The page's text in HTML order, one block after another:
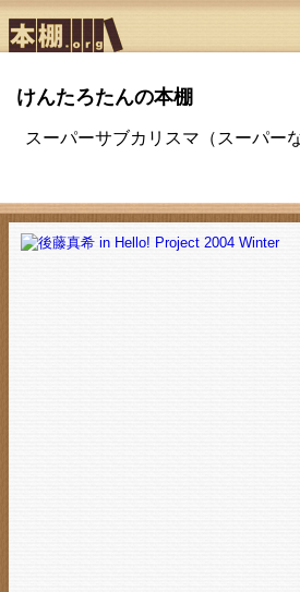
けんたろたんの本棚
スーパーサブカリスマ（スーパー